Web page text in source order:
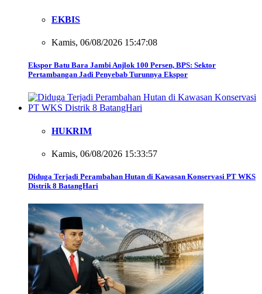
EKBIS
Kamis, 06/08/2026 15:47:08
Ekspor Batu Bara Jambi Anjlok 100 Persen, BPS: Sektor
Pertambangan Jadi Penyebab Turunnya Ekspor
HUKRIM
Kamis, 06/08/2026 15:33:57
Diduga Terjadi Perambahan Hutan di Kawasan Konservasi PT WKS
Distrik 8 BatangHari